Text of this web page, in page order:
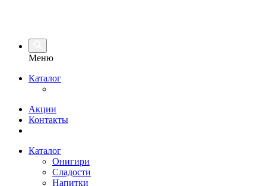
Меню
Каталог
Акции
Контакты
Каталог
Онигири
Сладости
Напитки